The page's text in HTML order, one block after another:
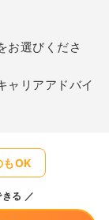
お選びくださ
ャリアアドバイ
もOK
る